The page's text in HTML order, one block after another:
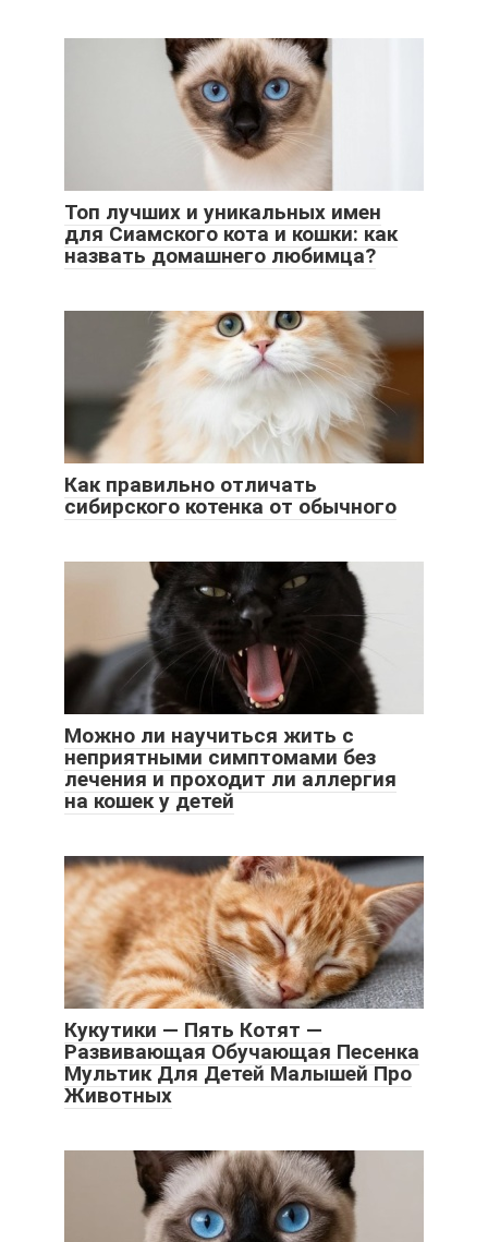
Топ лучших и уникальных имен
для Сиамского кота и кошки: как
назвать домашнего любимца?
Как правильно отличать
сибирского котенка от обычного
Можно ли научиться жить с
неприятными симптомами без
лечения и проходит ли аллергия
на кошек у детей
Кукутики — Пять Котят —
Развивающая Обучающая Песенка
Мультик Для Детей Малышей Про
Животных